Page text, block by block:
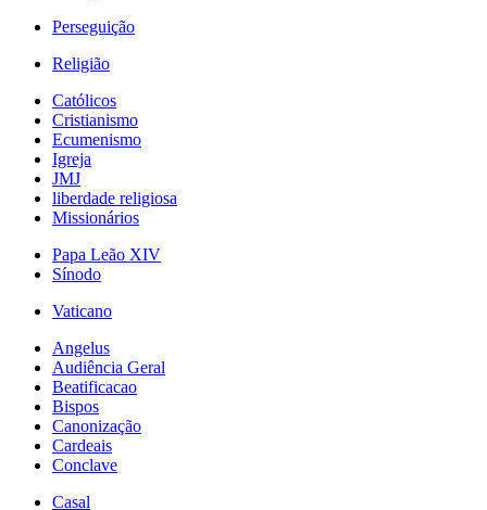
Perseguição
Religião
Católicos
Cristianismo
Ecumenismo
Igreja
JMJ
liberdade religiosa
Missionários
Papa Leão XIV
Sínodo
Vaticano
Angelus
Audiência Geral
Beatificacao
Bispos
Canonização
Cardeais
Conclave
Casal